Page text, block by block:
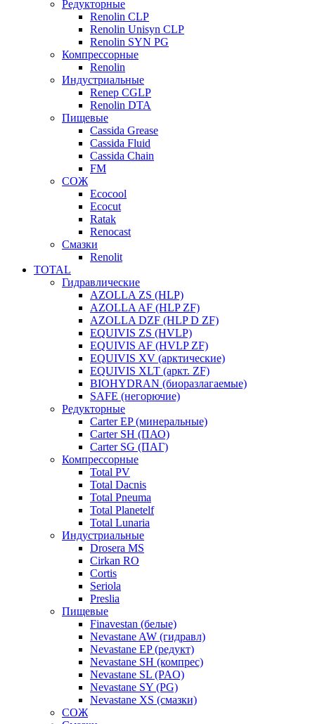
Редукторные
Renolin CLP
Renolin Unisyn CLP
Renolin SYN PG
Компрессорные
Renolin
Индустриальные
Renep CGLP
Renolin DTA
Пищевые
Cassida Grease
Cassida Fluid
Cassida Chain
FM
СОЖ
Ecocool
Ecocut
Ratak
Renocast
Смазки
Renolit
TOTAL
Гидравлические
AZOLLA ZS (HLP)
AZOLLA AF (HLP ZF)
AZOLLA DZF (HLP D ZF)
EQUIVIS ZS (HVLP)
EQUIVIS AF (HVLP ZF)
EQUIVIS XV (арктические)
EQUIVIS XLT (аркт. ZF)
BIOHYDRAN (биоразлагаемые)
SAFE (негорючие)
Редукторные
Carter EP (минеральные)
Carter SH (ПАО)
Carter SG (ПАГ)
Компрессорные
Total PV
Total Dacnis
Total Pneuma
Total Planetelf
Total Lunaria
Индустриальные
Drosera MS
Cirkan RO
Cortis
Seriola
Preslia
Пищевые
Finavestan (белые)
Nevastane AW (гидравл)
Nevastane EP (редукт)
Nevastane SH (компрес)
Nevastane SL (PAO)
Nevastane SY (PG)
Nevastane XS (смазки)
СОЖ